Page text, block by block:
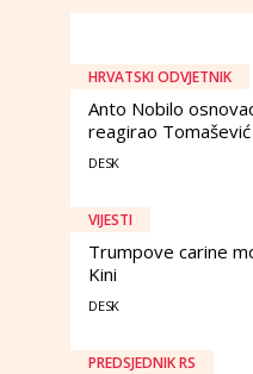
HRVATSKI ODVJETNIK
Anto Nobilo
reagirao Tomašević
DESK
VIJESTI
Trumpove carine
Kini
DESK
PREDSJEDNIK RS